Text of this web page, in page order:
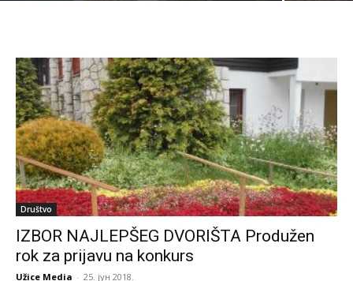
Društvo
IZBOR NAJLEPŠEG DVORIŠTA Produžen
rok za prijavu na konkurs
Užice Media - 25. јун 2018.